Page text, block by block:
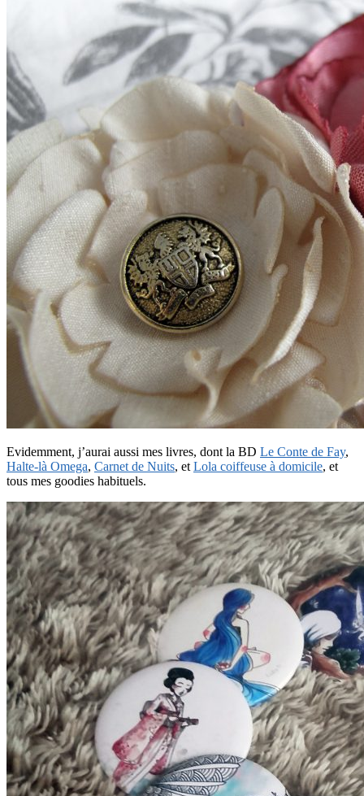
Evidemment, j’aurai aussi mes livres, dont la BD Le Conte de Fay,
Halte-là Omega, Carnet de Nuits, et Lola coiffeuse à domicile, et
tous mes goodies habituels.